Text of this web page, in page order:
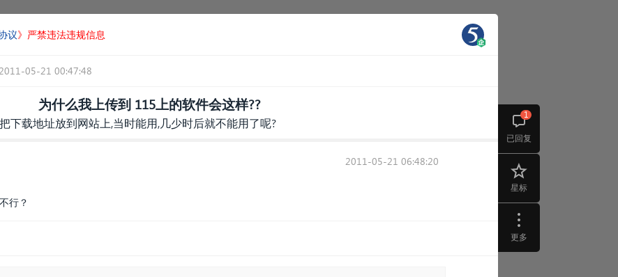
已回复
1
星标
更多
议》严禁违法违规信息
05-21 00:47:48
为什么我上传到 115上的软件会这样??
下载地址放到网站上,当时能用,几少时后就不能用了呢?
2011-05-21 06:48:20
行？